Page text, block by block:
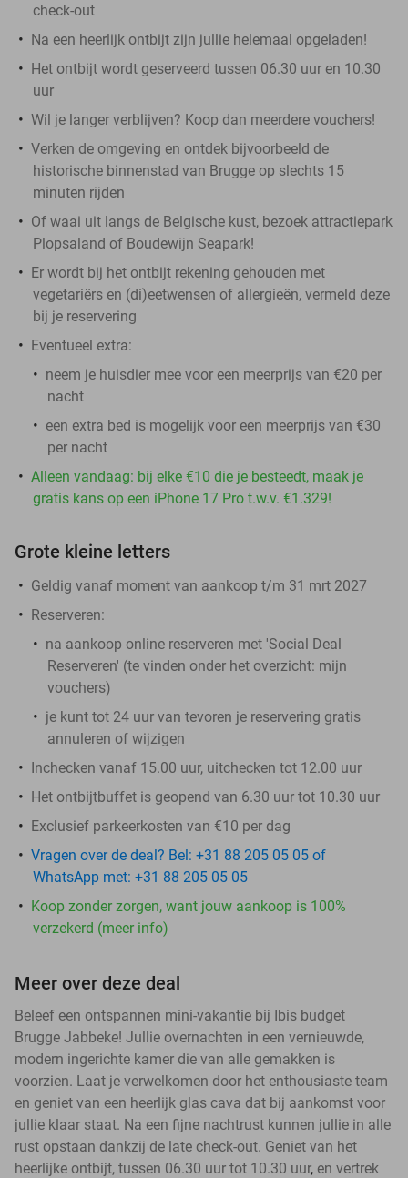
check-out
Na een heerlijk ontbijt zijn jullie helemaal opgeladen!
Het ontbijt wordt geserveerd tussen 06.30 uur en 10.30
uur
Wil je langer verblijven? Koop dan meerdere vouchers!
Verken de omgeving en ontdek bijvoorbeeld de
historische binnenstad van Brugge op slechts 15
minuten rijden
Of waai uit langs de Belgische kust, bezoek attractiepark
Plopsaland of Boudewijn Seapark!
Er wordt bij het ontbijt rekening gehouden met
vegetariërs en (di)eetwensen of allergieën, vermeld deze
bij je reservering
Eventueel extra:
neem je huisdier mee voor een meerprijs van €20 per
nacht
een extra bed is mogelijk voor een meerprijs van €30
per nacht
Alleen vandaag: bij elke €10 die je besteedt, maak je
gratis kans op een iPhone 17 Pro t.w.v. €1.329!
Grote kleine letters
Geldig vanaf moment van aankoop t/m 31 mrt 2027
Reserveren:
na aankoop online reserveren met 'Social Deal
Reserveren' (te vinden onder het overzicht: mijn
vouchers)
je kunt tot 24 uur van tevoren je reservering gratis
annuleren of wijzigen
Inchecken vanaf 15.00 uur, uitchecken tot 12.00 uur
Het ontbijtbuffet is geopend van 6.30 uur tot 10.30 uur
Exclusief parkeerkosten van €10 per dag
Vragen over de deal? Bel: +31 88 205 05 05 of
WhatsApp met: +31 88 205 05 05
Koop zonder zorgen, want jouw aankoop is 100%
verzekerd (meer info)
Meer over deze deal
Beleef een ontspannen mini-vakantie bij Ibis budget
Brugge Jabbeke! Jullie overnachten in een vernieuwde,
modern ingerichte kamer die van alle gemakken is
voorzien. Laat je verwelkomen door het enthousiaste team
en geniet van een heerlijk glas cava dat bij aankomst voor
jullie klaar staat. Na een fijne nachtrust kunnen jullie in alle
rust opstaan dankzij de late check-out. Geniet van het
heerlijke ontbijt, tussen 06.30 uur tot 10.30 uur, en vertrek